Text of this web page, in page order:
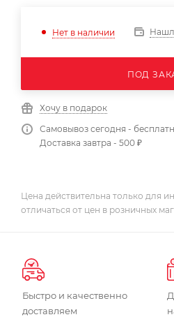
Нет в наличии
ПОД
Хочу в подарок
Самовывоз сегодня -
Доставка завтра - 500 ₽
Цена действительна только для
отличаться от цен в розничных
Быстро и качественно
доставляем